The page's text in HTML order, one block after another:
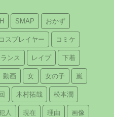
H SMAP おかず
コスプレイヤー コミケ
ンス レイプ 下着
動画 女 女の子 嵐
木村拓哉 松本潤
人 現在 理由 画像